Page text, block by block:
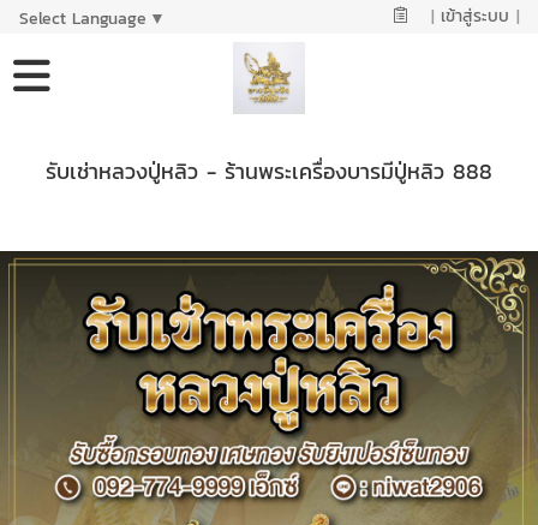
Select Language ▼ | เข้าสู่ระบบ |
รับเช่าหลวงปู่หลิว - ร้านพระเครื่องบารมีปู่หลิว 888